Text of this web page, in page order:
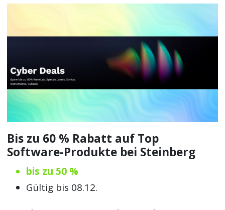
Bis zu 60 % Rabatt auf Top
Software-Produkte bei Steinberg
bis zu 50 %
Gültig bis 08.12.